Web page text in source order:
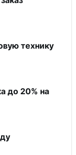
технику
до 20% на